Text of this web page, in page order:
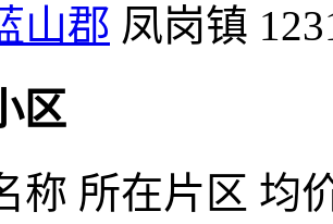
山郡 凤岗镇
区
称 所在片区 均